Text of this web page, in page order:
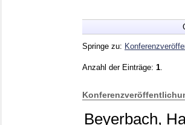
Springe zu:
Anzahl der Einträge: 1
Beyerbach,